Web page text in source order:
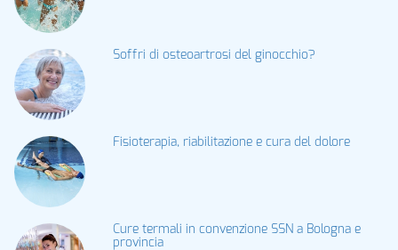
Soffri di osteoartrosi del ginocchio?
Fisioterapia, riabilitazione e cura del dolore
Cure termali in convenzione SSN a Bologna e
provincia